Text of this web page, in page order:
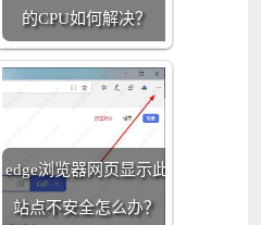
的CPU如何解决？
edge浏览器网页显示此
站点不安全怎么办？